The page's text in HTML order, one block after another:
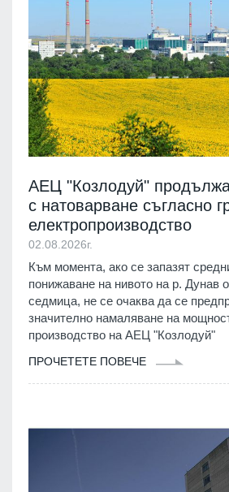
АЕЦ "Козлодуй"
с натоварване съгласно
електропроизводство
02.08.2026г.
Към момента, ако се запазят
понижаване на нивото на р. Дунав
седмица, не се очаква да се
значително намаляване на
производство на АЕЦ "Козлодуй"
ПРОЧЕТЕТЕ ПОВЕЧЕ